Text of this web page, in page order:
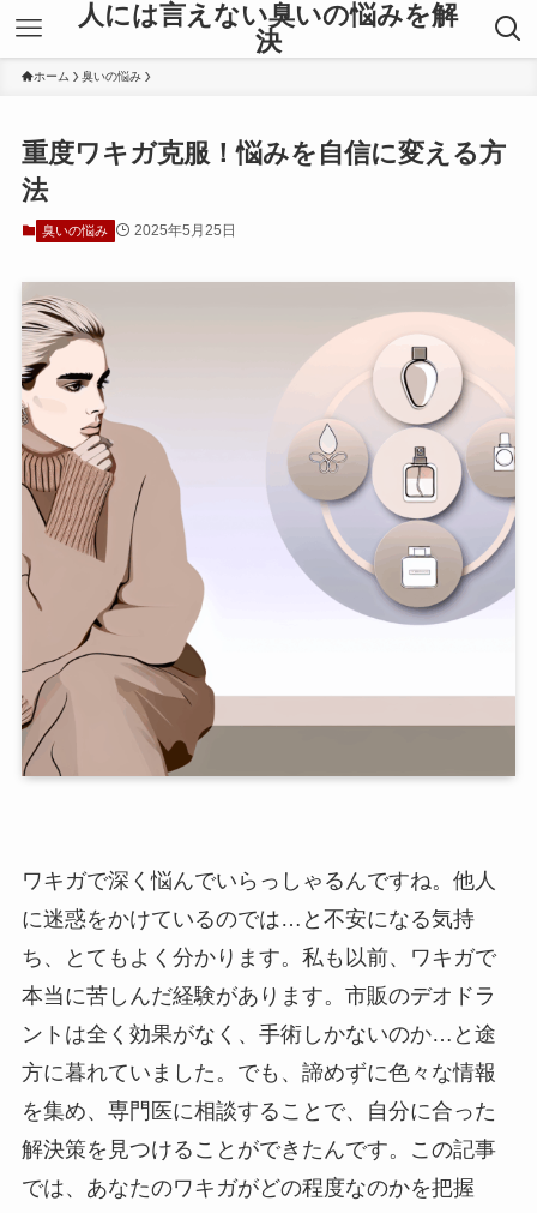
人には言えない臭いの悩みを解
決
ホーム 臭いの悩み
重度ワキガ克服！悩みを自信に変える方
法
臭いの悩み 2025年5月25日
ワキガで深く悩んでいらっしゃるんですね。他人
に迷惑をかけているのでは…と不安になる気持
ち、とてもよく分かります。私も以前、ワキガで
本当に苦しんだ経験があります。市販のデオドラ
ントは全く効果がなく、手術しかないのか…と途
方に暮れていました。でも、諦めずに色々な情報
を集め、専門医に相談することで、自分に合った
解決策を見つけることができたんです。この記事
では、あなたのワキガがどの程度なのかを把握